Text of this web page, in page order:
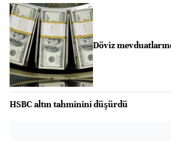
Döviz
HSBC altın tahminini düşürdü